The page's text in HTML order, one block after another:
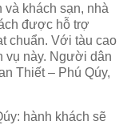
khách sạn, nhà
được hỗ trợ
chuẩn. Với tàu cao
vụ này. Người dân
Thiết – Phú Qúy,
hành khách sẽ